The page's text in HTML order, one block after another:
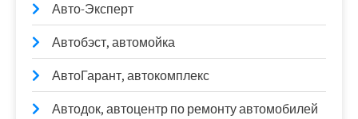
Авто-Эксперт
Автобэст, автомойка
АвтоГарант, автокомплекс
Автодок, автоцентр по ремонту автомобилей